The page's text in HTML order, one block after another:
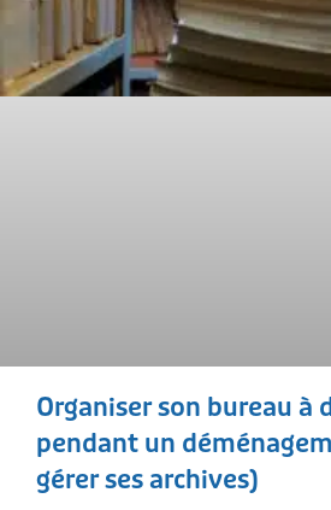
Organiser son bureau à
pendant un
gérer ses archives)